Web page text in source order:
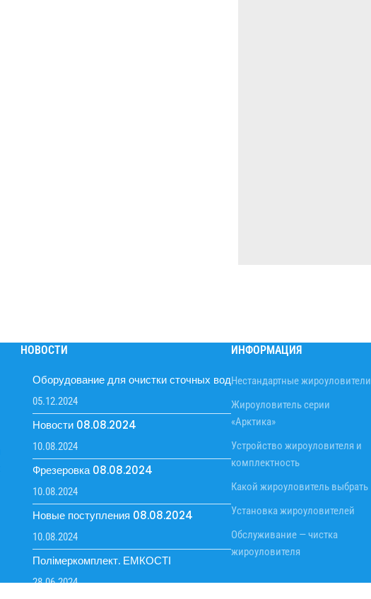
НОВОСТИ
Оборудование для очистки сточных вод
05.12.2024
Новости 08.08.2024
10.08.2024
Фрезеровка 08.08.2024
10.08.2024
Новые поступления 08.08.2024
10.08.2024
Полімеркомплект. ЕМКОСТІ
28.06.2024
ИНФОРМАЦИЯ
Нестандартные жироуловители
Жироуловитель серии
«Арктика»
Устройство жироуловителя и
комплектность
Какой жироуловитель выбрать
Установка жироуловителей
Обслуживание — чистка
жироуловителя